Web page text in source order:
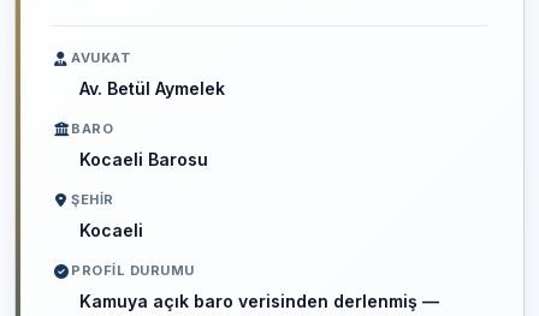
AVUKAT
Av. Betül Aymelek
BARO
Kocaeli Barosu
ŞEHIR
Kocaeli
PROFIL DURUMU
Kamuya açık baro verisinden derlenmiş —